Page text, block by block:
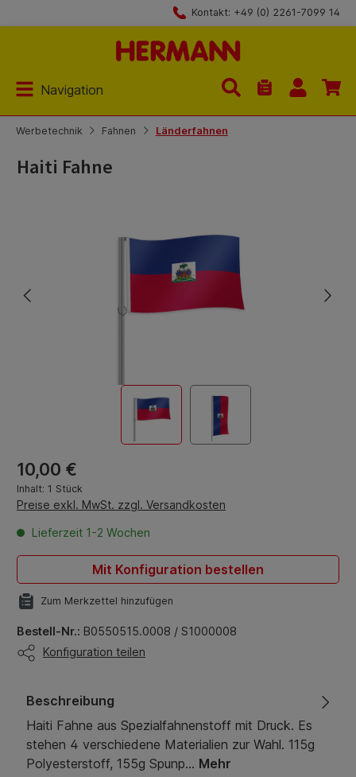
Kontakt: +49 (0) 2261-7099 14
Navigation
Du hast 0
Werbetechnik Fahnen Länderfahnen
Haiti Fahne
Regulärer Preis:
10,00 €
Inhalt: 1 Stück
Preise exkl. MwSt. zzgl. Versandkosten
Lieferzeit 1-2 Wochen
Mit Konfiguration bestellen
Zum Merkzettel hinzufügen
Bestell-Nr.: B0550515.0008 / S1000008
Konfiguration teilen
Beschreibung
Haiti Fahne aus Spezialfahnenstoff mit Druck. Es
stehen 4 verschiedene Materialien zur Wahl. 115g
Polyesterstoff, 155g Spunp… Mehr